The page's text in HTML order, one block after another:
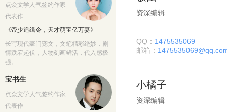
点众文学人气签约作家
代表作
《帝少追缉令，天才萌宝亿万妻》
长写现代豪门宠文，文笔精彩绝妙，剧
情跌宕起伏，人物刻画鲜活，代入感极
强。
宝书生
点众文学人气签约作家
代表作
资深编辑
QQ： 1475535069
邮箱：
小橘子
资深编辑